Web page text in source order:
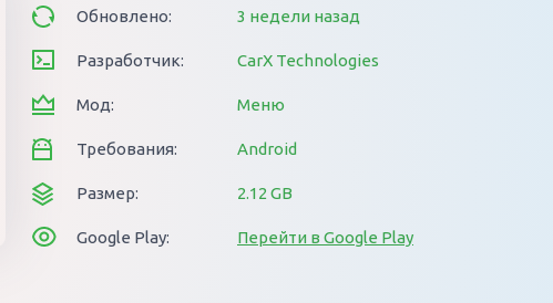
Обновлено: 3 недели назад
Разработчик: CarX Technologies
Мод: Меню
Требования: Android
Размер: 2.12 GB
Google Play: Перейти в Google Play